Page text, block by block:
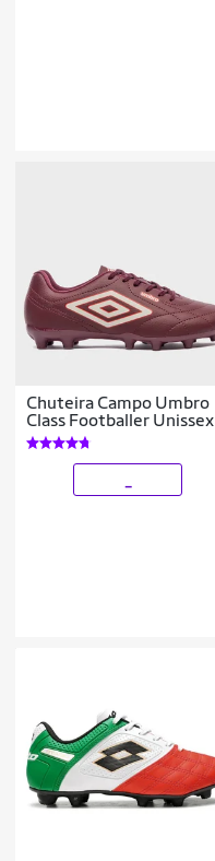
Chuteira Campo Umbro
Class Footballer Unissex